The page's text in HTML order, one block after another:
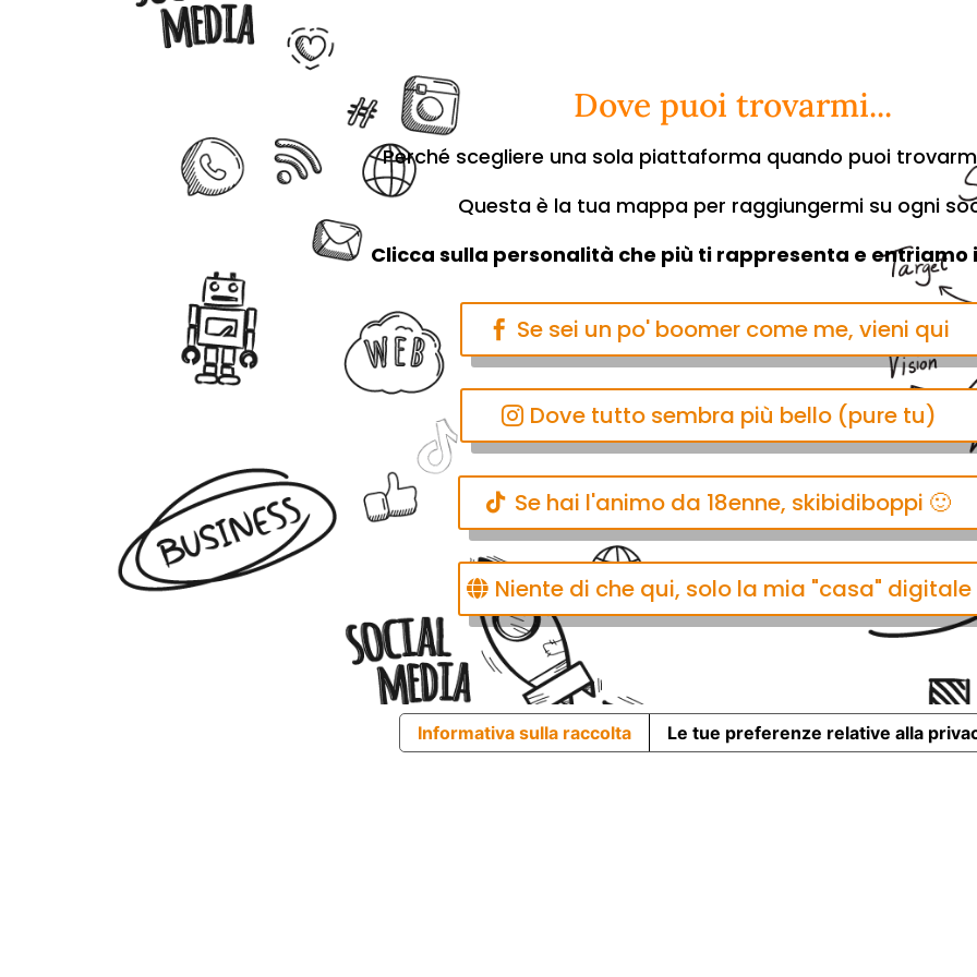
Dove puoi trovarmi...
Perché scegliere una sola piattaforma quando puoi
Questa è la tua mappa per raggiungermi su ogni
Clicca sulla personalità che più ti rappresenta e
Se sei un po' boomer come me, vieni qui
Dove tutto sembra più bello (pure tu)
Se hai l'animo da 18enne, skibidiboppi 🙂
Niente di che qui, solo la mia "casa" digitale
Informativa sulla raccolta Le tue preferenze relative alla